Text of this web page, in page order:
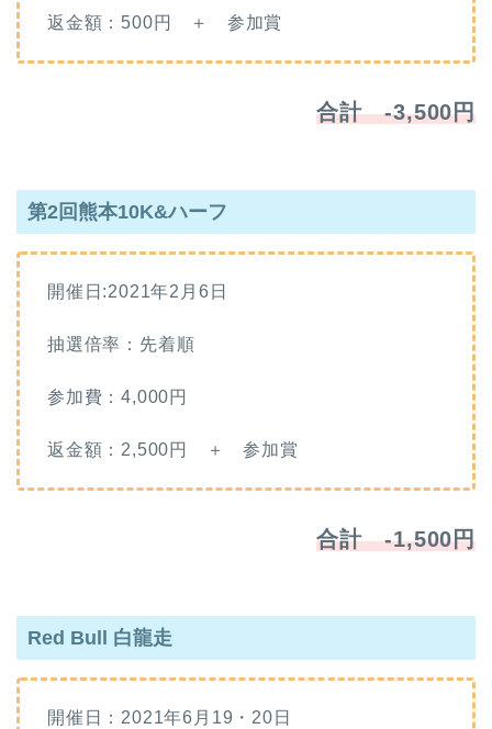
返金額：500円 ＋ 参加賞
合計 -3,500円
第2回熊本10K&ハーフ
開催日:2021年2月6日
抽選倍率：先着順
参加費：4,000円
返金額：2,500円 ＋ 参加賞
合計 -1,500円
Red Bull 白龍走
開催日：2021年6月19・20日